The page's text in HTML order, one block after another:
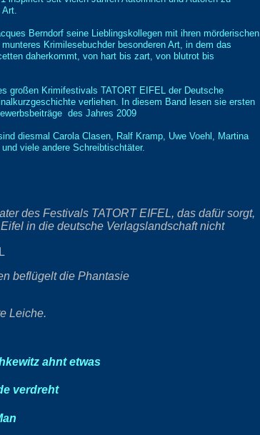
Art.
Berndorf seine Lieblingskollegen mit ihren mörderischen
Krimilesebuchder besonderen Art, in dem das
daherkommt, von hart bis zart, von blutrot bis
großen Krimifestivals TATORT EIFEL der Deutsche
verliehen. In diesem Band lesen sie ersten
des Jahres 2009
diesmal Carola Clasen, Ralf Kramp, Uwe Voehl, Martina
viele andere Schreibtischtäter.
des Festivals TATORT EIFEL, das dafür sorgt,
in die deutsche Verlagslandschaft nicht
beflügelt die Phantasie
Leiche.
ahnt etwas
verdreht